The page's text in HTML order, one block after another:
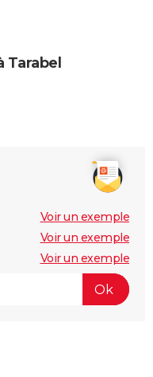
Voir un exemple
Voir un exemple
Voir un exemple